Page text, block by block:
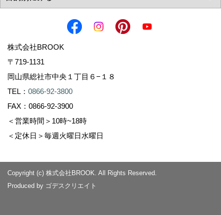
株式会社BROOK
〒719-1131
岡山県総社市中央１丁目６−１８
TEL： 0866-92-3800
FAX：0866-92-3900
＜営業時間＞10時~18時
＜定休日＞毎週火曜日水曜日
Copyright (c) 株式会社BROOK. All Rights Reserved.
Produced by ゴデスクリエイト